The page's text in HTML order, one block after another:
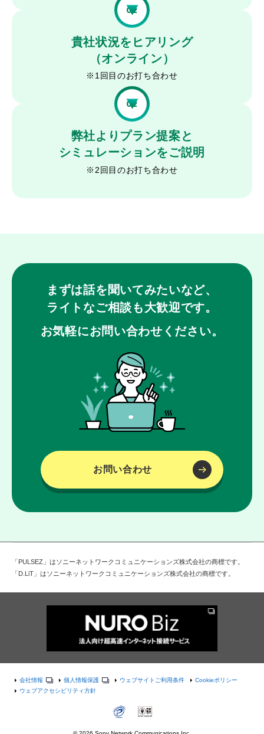
02
貴社状況をヒアリング
（オンライン）
※1回目のお打ち合わせ
02
弊社よりプラン提案と
シミュレーションをご説明
※2回目のお打ち合わせ
まずは話を聞いてみたいなど、
ライトなご相談も大歓迎です。
お気軽にお問い合わせください。
お問い合わせ
「PULSEZ」はソニーネットワークコミュニケーションズ株式会社の商標です。
「D.LiT」はソニーネットワークコミュニケーションズ株式会社の商標です。
会社情報 個人情報保護 ウェブサイトご利用条件
Cookieポリシー
ウェブアクセシビリティ方針